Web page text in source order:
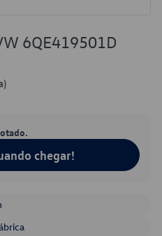
6QE419501D
chegar!